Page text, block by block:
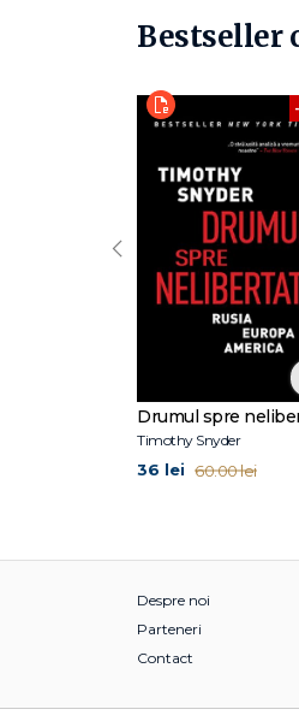
Bestseller
Drumul spre
Timothy Snyder
36 lei 60.00 lei
‹
Despre noi
Parteneri
Contact